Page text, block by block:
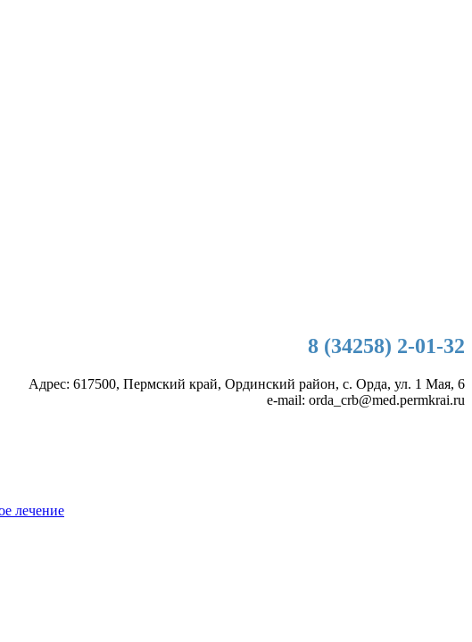
8 (34258) 2-01-32
Адрес: 617500, Пермский край, Ординский район, с. Орда, ул. 1 Мая, 6
e-mail: orda_crb@med.permkrai.ru
лечение